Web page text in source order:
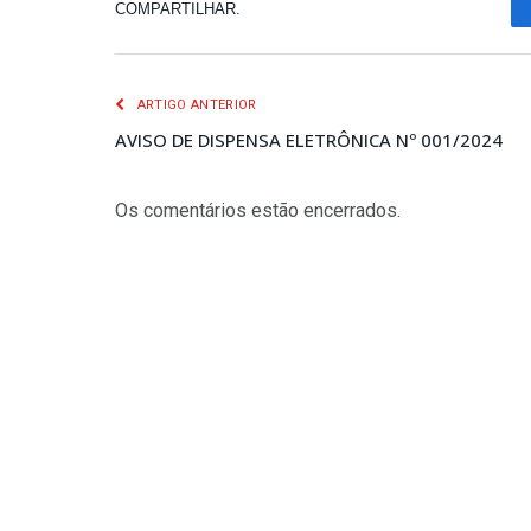
COMPARTILHAR.
ARTIGO ANTERIOR
AVISO DE DISPENSA ELETRÔNICA Nº 001/2024
Os comentários estão encerrados.